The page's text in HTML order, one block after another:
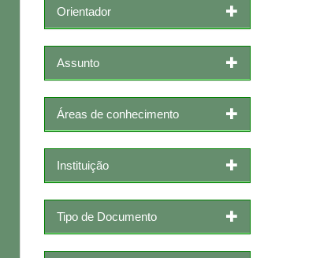
Orientador
Assunto
Áreas de conhecimento
Instituição
Tipo de Documento